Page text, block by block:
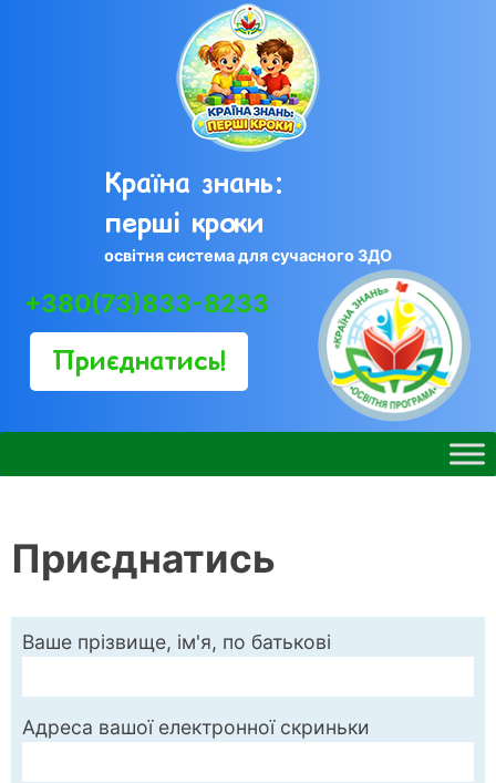
Країна знань:
перші кроки
освітня система для сучасного ЗДО
+380(73)833-8233
Приєднатись!
Приєднатись
Ваше прізвище, ім'я, по батькові
Адреса вашої електронної скриньки